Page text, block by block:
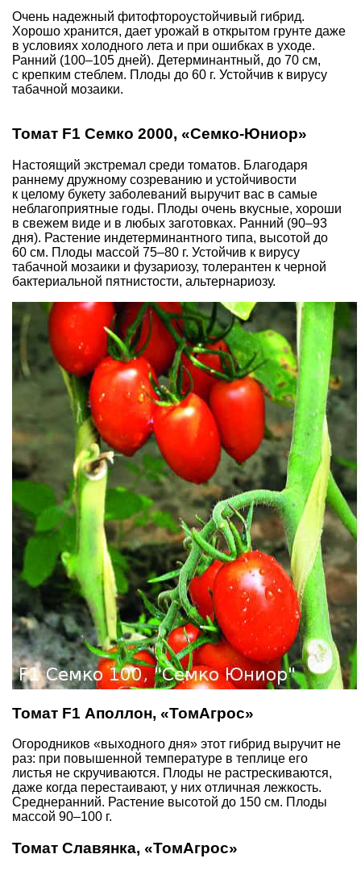
Очень надежный фитофтороустойчивый гибрид.
Хорошо хранится, дает урожай в открытом грунте даже
в условиях холодного лета и при ошибках в уходе.
Ранний (100–105 дней). Детерминантный, до 70 см,
с крепким стеблем. Плоды до 60 г. Устойчив к вирусу
табачной мозаики.
Томат F1 Семко 2000, «Семко-Юниор»
Настоящий экстремал среди томатов. Благодаря
раннему дружному созреванию и устойчивости
к целому букету заболеваний выручит вас в самые
неблагоприятные годы. Плоды очень вкусные, хороши
в свежем виде и в любых заготовках. Ранний (90–93
дня). Растение индетерминантного типа, высотой до
60 см. Плоды массой 75–80 г. Устойчив к вирусу
табачной мозаики и фузариозу, толерантен к черной
бактериальной пятнистости, альтернариозу.
Томат F1 Аполлон, «ТомАгрос»
Огородников «выходного дня» этот гибрид выручит не
раз: при повышенной температуре в теплице его
листья не скручиваются. Плоды не растрескиваются,
даже когда перестаивают, у них отличная лежкость.
Среднеранний. Растение высотой до 150 см. Плоды
массой 90–100 г.
Томат Славянка, «ТомАгрос»